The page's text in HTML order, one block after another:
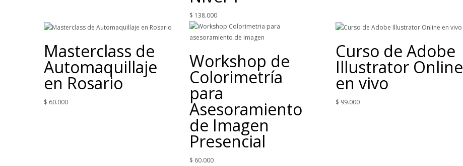
$ 138.000
Masterclass de
Automaquillaje
en Rosario
$ 60.000
Workshop de
Colorimetría
para
Asesoramiento
de Imagen
Presencial
$ 60.000
Curso de Adobe
Illustrator Online
en vivo
$ 99.000